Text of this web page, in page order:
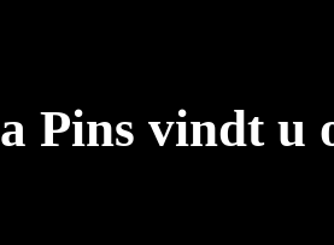
Pins vindt u